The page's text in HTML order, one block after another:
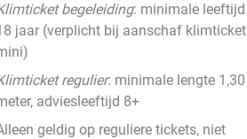
begeleiding: minimale leeftijd
jaar (verplicht bij aanschaf klimticket
regulier: minimale lengte 1,30
adviesleeftijd 8+
geldig op reguliere tickets, niet